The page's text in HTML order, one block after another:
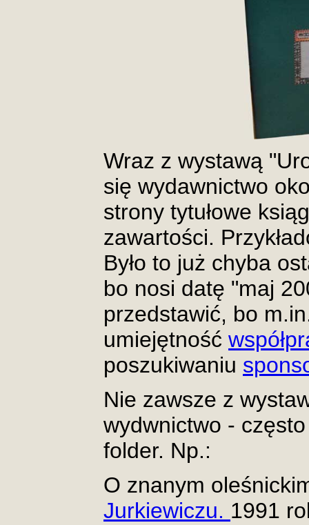
Wraz z wystawą
się wydawnictwo
strony tytułowe
zawartości.
Było to już chyba
bo nosi datę "maj
przedstawić, bo
umiejętność
poszukiwaniu
Nie zawsze z
wydwnictwo -
folder. Np.:
O znanym
Jurkiewiczu. 1991